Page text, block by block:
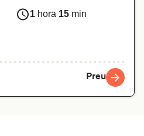
1 hora 15 min
Preu